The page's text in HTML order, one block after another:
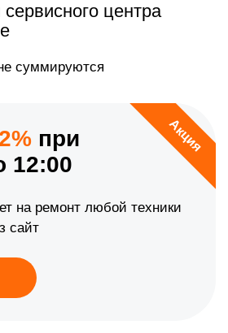
центра
суммируются
Акция
при
12:00
на ремонт любой техники
сайт